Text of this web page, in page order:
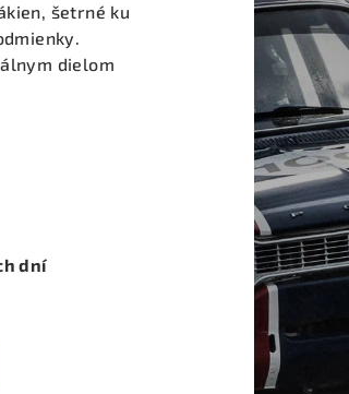
šetrné ku
dielom
dní